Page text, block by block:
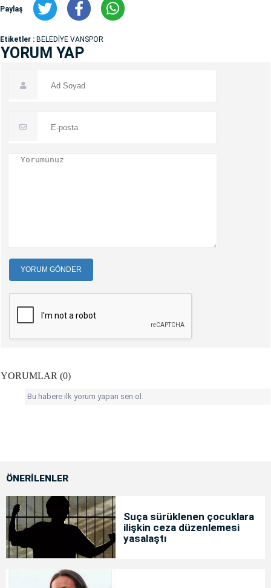
Paylaş
Etiketler : BELEDİYE VANSPOR
YORUM YAP
YORUM GÖNDER
YORUMLAR (0)
Bu habere ilk yorum yapan sen ol.
ÖNERİLENLER
Suça sürüklenen çocuklara
ilişkin ceza düzenlemesi
yasalaştı